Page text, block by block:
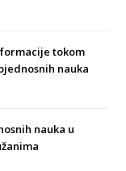
tokom
nauka
nauka u